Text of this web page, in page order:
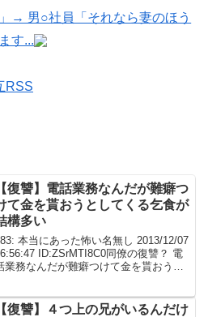
→ 男○社員「それなら妻のほう
す...
RSS
【復讐】電話業務なんだが難癖つ
て金を貰おうとしてくる乞食が
構多い
本当にあった怖い名無し 2013/12/07
ID:ZSrMTI8C0同僚の復讐？ 電
業務なんだが難癖つけて金を貰おうと
とごろごろ居る ...
【復讐】４つ上の兄がいるんだけ